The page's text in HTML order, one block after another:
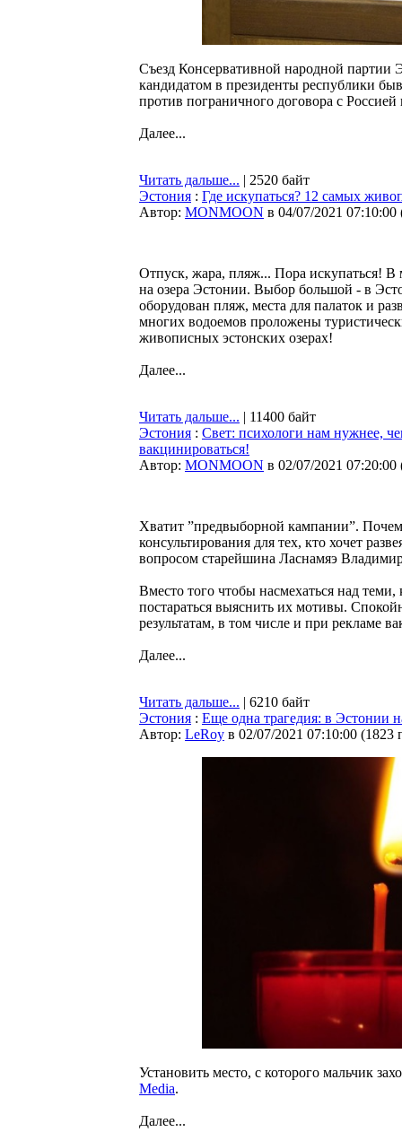
Съезд Консервативной народной партии
кандидатом в президенты республики
против пограничного договора с
Далее...
Читать дальше... | 2520 байт
Эстония : Где искупаться? 12 самых
Автор: MONMOON в 04/07/2021 07:10:00
Отпуск, жара, пляж... Пора искупаться! В
на озера Эстонии. Выбор большой - в
оборудован пляж, места для палаток и
многих водоемов проложены
живописных эстонских озерах!
Далее...
Читать дальше... | 11400 байт
Эстония : Свет: психологи нам нужнее,
вакцинироваться!
Автор: MONMOON в 02/07/2021 07:20:00
Хватит ”предвыборной кампании”.
консультирования для тех, кто хочет
вопросом старейшина Ласнамяэ
Вместо того чтобы насмехаться над
постараться выяснить их мотивы.
результатам, в том числе и при рекламе
Далее...
Читать дальше... | 6210 байт
Эстония : Еще одна трагедия: в Эстонии
Автор: LeRoy в 02/07/2021 07:10:00 (1823
Установить место, с которого мальчик
Media.
Далее...